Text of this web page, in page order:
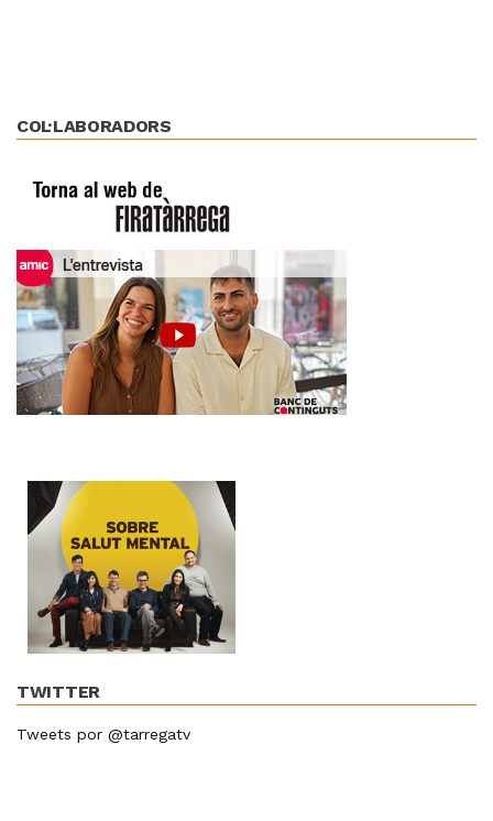
COL·LABORADORS
TWITTER
Tweets por @tarregatv